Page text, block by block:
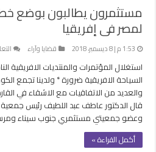
مستثمرون يطالبون بوضع
لمصر فى إفريقيا
1:53 م | 8 ديسمبر، 2018 قضايا وآراء
استغلال المؤتمرات والمنتديات
والعديد من الاتفاقيات مع الاشقاء في
قال الدكتور عاطف عبد اللطيف رئيس
وعضو جمعيتي مستثمري جنوب سيناء
أكمل القراءة »